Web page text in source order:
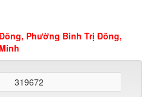
Phường Bình Trị Đông,
319672